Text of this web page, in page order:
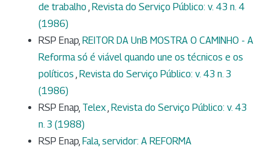
de trabalho Revista do Serviço Público: v. 43 n. 4
(1986)
RSP Enap, REITOR DA UnB MOSTRA O CAMINHO - A
Reforma só é viável quando une os técnicos e os
políticos Revista do Serviço Público: v. 43 n. 3
(1986)
RSP Enap, Telex Revista do Serviço Público: v. 43
n. 3 (1988)
RSP Enap, Fala, servidor: A REFORMA